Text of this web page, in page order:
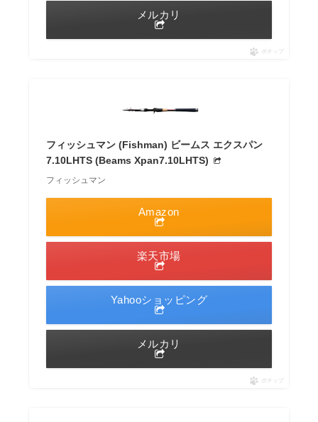
メルカリ
ポチップ
フィッシュマン (Fishman) ビームス エクスパン
7.10LHTS (Beams Xpan7.10LHTS)
フィッシュマン
Amazon
楽天市場
Yahooショッピング
メルカリ
ポチップ